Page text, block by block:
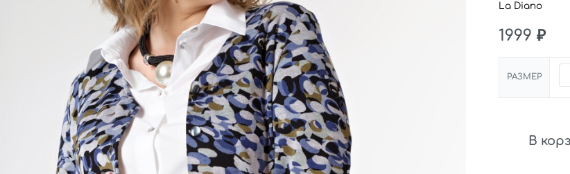
La Diano
1999 ₽
РАЗМЕР
В